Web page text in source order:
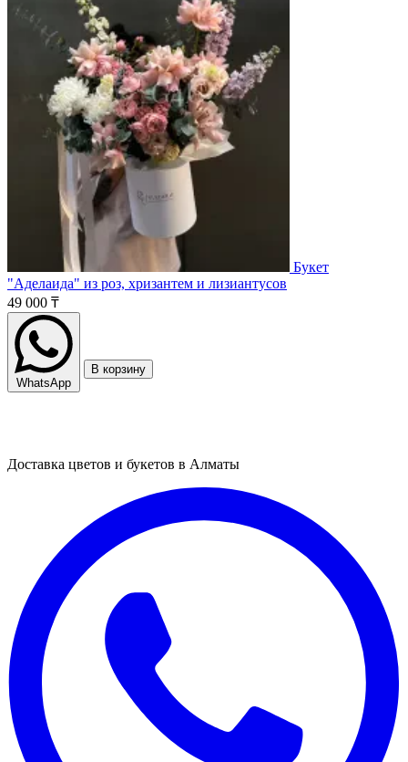
Букет
"Аделаида" из роз, хризантем и лизиантусов
49 000 ₸
WhatsApp
В корзину
Доставка цветов и букетов в Алматы